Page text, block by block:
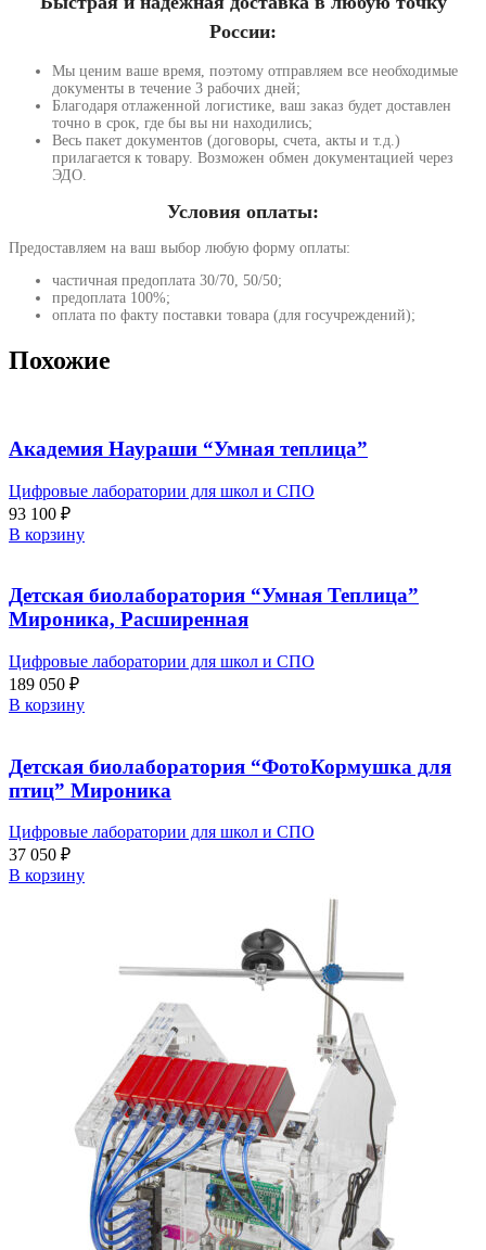
России:
Мы ценим ваше время, поэтому отправляем все необходимые
документы в течение 3 рабочих дней;
Благодаря отлаженной логистике, ваш заказ будет доставлен
точно в срок, где бы вы ни находились;
Весь пакет документов (договоры, счета, акты и т.д.)
прилагается к товару. Возможен обмен документацией через
ЭДО.
Условия оплаты:
Предоставляем на ваш выбор любую форму оплаты:
частичная предоплата 30/70, 50/50;
предоплата 100%;
оплата по факту поставки товара (для госучреждений);
Похожие
Академия Наураши “Умная теплица”
Цифровые лаборатории для школ и СПО
93 100 ₽
В корзину
Детская биолаборатория “Умная Теплица”
Мироника, Расширенная
Цифровые лаборатории для школ и СПО
189 050 ₽
В корзину
Детская биолаборатория “ФотоКормушка для
птиц” Мироника
Цифровые лаборатории для школ и СПО
37 050 ₽
В корзину